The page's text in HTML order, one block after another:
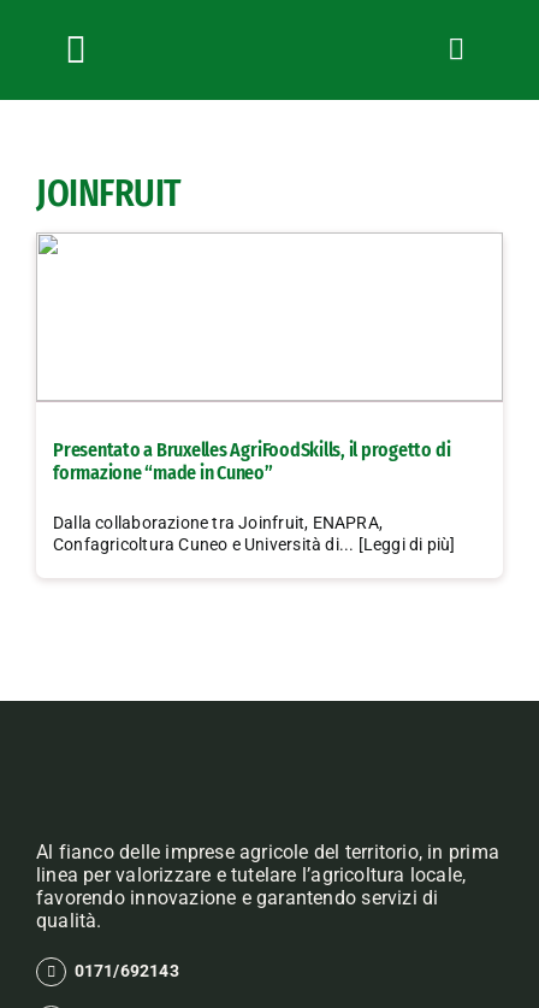
Toggle
Navigation
News
Bandi
Lavora con noi
JOINFRUIT
Presentato a Bruxelles AgriFoodSkills, il progetto di
formazione “made in Cuneo”
Dalla collaborazione tra Joinfruit, ENAPRA,
Confagricoltura Cuneo e Università di... [Leggi di più]
Al fianco delle imprese agricole del territorio, in prima
linea per valorizzare e tutelare l’agricoltura locale,
favorendo innovazione e garantendo servizi di
qualità.
0171/692143